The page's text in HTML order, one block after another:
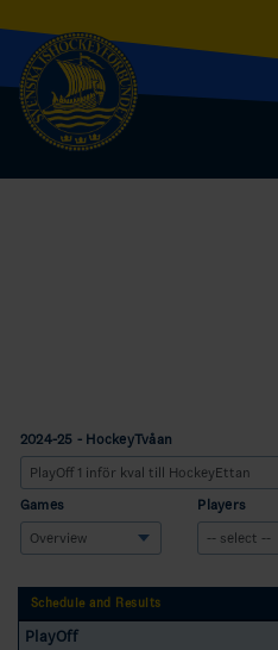
2024-25 - HockeyTvåan
Games Players
Schedule and Results
PlayOff